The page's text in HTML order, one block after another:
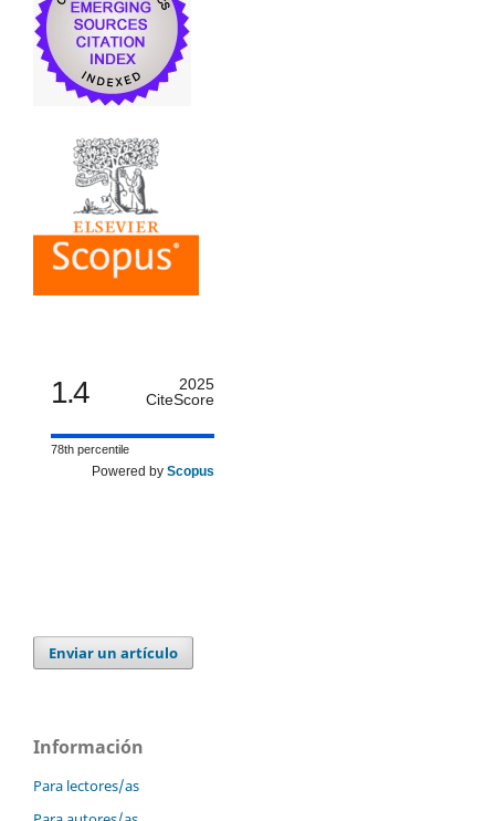
1.4
2025
CiteScore
78th percentile
Powered by Scopus
Enviar un artículo
Información
Para lectores/as